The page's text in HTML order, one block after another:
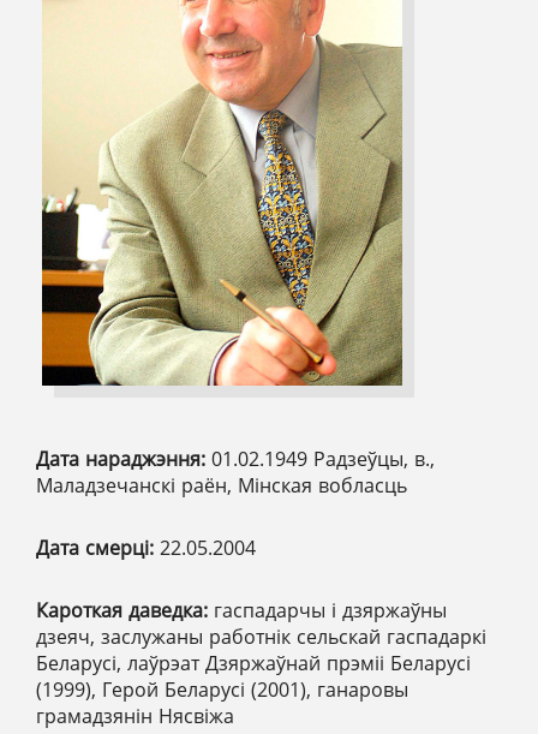
Дата нараджэння: 01.02.1949 Радзеўцы, в.,
Маладзечанскі раён, Мінская вобласць
Дата смерці: 22.05.2004
Кароткая даведка: гаспадарчы і дзяржаўны
дзеяч, заслужаны работнік сельскай гаспадаркі
Беларусі, лаўрэат Дзяржаўнай прэміі Беларусі
(1999), Герой Беларусі (2001), ганаровы
грамадзянін Нясвіжа